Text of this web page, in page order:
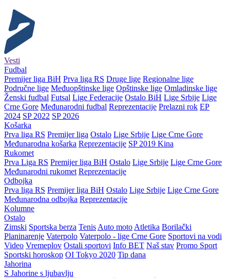
Vesti
Fudbal
Premijer liga BiH Prva liga RS Druge lige Regionalne lige
Područne lige Međuopštinske lige Opštinske lige Omladinske lige
Ženski fudbal Futsal Lige Federacije Ostalo BiH Lige Srbije Lige
Crne Gore Međunarodni fudbal Reprezentacije Prelazni rok EP
2024 SP 2022 SP 2026
Košarka
Prva liga RS Premijer liga Ostalo Lige Srbije Lige Crne Gore
Međunarodna košarka Reprezentacije SP 2019 Kina
Rukomet
Prva Liga RS Premijer liga BiH Ostalo Lige Srbije Lige Crne Gore
Međunarodni rukomet Reprezentacije
Odbojka
Prva liga RS Premijer liga BiH Ostalo Lige Srbije Lige Crne Gore
Međunarodna odbojka Reprezentacije
Kolumne
Ostalo
Zimski Sportska berza Tenis Auto moto Atletika Borilački
Planinarenje Vaterpolo Vaterpolo - lige Crne Gore Sportovi na vodi
Video Vremeplov Ostali sportovi Info BET Naš stav Promo Sport
Sportski horoskop OI Tokyo 2020 Tip dana
Jahorina
S Jahorine s ljubavlju